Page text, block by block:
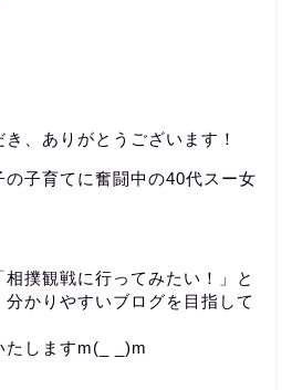
、ありがとうございます！
子育てに奮闘中の40代スー女
撲観戦に行ってみたい！」と
かりやすいブログを目指して
たしますm(_ _)m